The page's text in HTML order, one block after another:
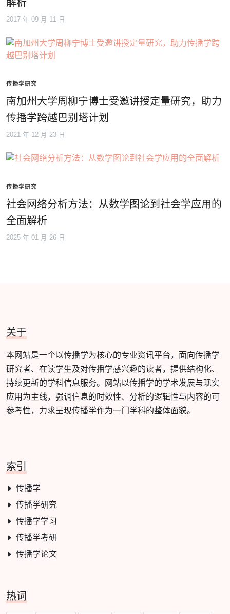
解析
2017 年 09 月 11 日
传播学研究
南加州大学周柳宁博士受邀讲授定量研究，助力
传播学跨越巴别塔计划
2021 年 12 月 23 日
传播学研究
社会网络分析方法：从数学图论到社会学应用的
全面解析
2025 年 01 月 26 日
关于
本网站是一个以传播学为核心的专业资讯平台，面向传播学
研究者、在读学生及对传播学感兴趣的读者，提供结构化、
持续更新的学科信息服务。网站以传播学的学术发展与现实
应用为主线，强调信息的时效性、分析的逻辑性与内容的可
参考性，力求呈现传播学作为一门学科的整体面貌。
索引
传播学
传播学研究
传播学学习
传播学考研
传播学论文
热词